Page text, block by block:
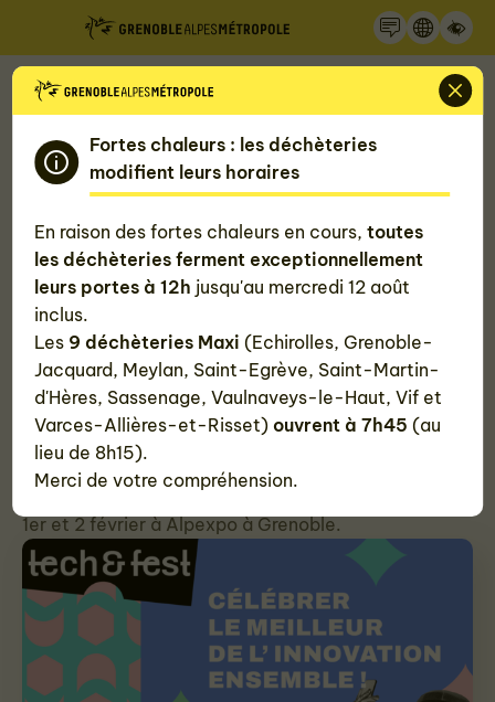
Panneau de gestion des cookies
Fortes chaleurs : les déchèteries
modifient leurs horaires
En raison des fortes chaleurs en cours,toutes
les déchèteries ferment exceptionnellement
leurs portes à 12h jusqu'au mercredi 12 août
inclus.
Les 9 déchèteries Maxi (Echirolles, Grenoble-
Jacquard, Meylan, Saint-Egrève, Saint-Martin-
d'Hères, Sassenage, Vaulnaveys-le-Haut, Vif et
Varces-Allières-et-Risset) ouvrent à 7h45(au
lieu de 8h15).
Merci de votre compréhension.
Accueil
Nos actualités
Le tech&fest célèbre les nouvelles technologies sur
notre territoire
Le tech&fest célèbre les nouvelles
technologies sur notre territoire
30 janvier 2024 , mis à jour le 30 janvier 2024
#Économie
La première édition du festival tech&fest a lieu les
1er et 2 février à Alpexpo à Grenoble.